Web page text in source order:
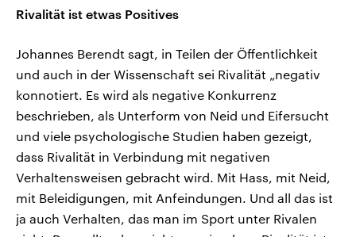
Rivalität ist etwas Positives
Johannes Berendt sagt, in Teilen der Öffentlichkeit
und auch in der Wissenschaft sei Rivalität „negativ
konnotiert. Es wird als negative Konkurrenz
beschrieben, als Unterform von Neid und Eifersucht
und viele psychologische Studien haben gezeigt,
dass Rivalität in Verbindung mit negativen
Verhaltensweisen gebracht wird. Mit Hass, mit Neid,
mit Beleidigungen, mit Anfeindungen. Und all das ist
ja auch Verhalten, das man im Sport unter Rivalen